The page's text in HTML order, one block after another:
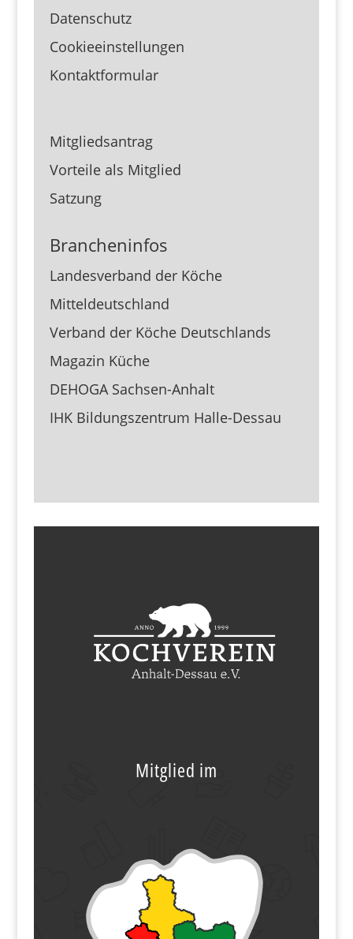
Datenschutz
Cookieeinstellungen
Kontaktformular
Mitgliedsantrag
Vorteile als Mitglied
Satzung
Brancheninfos
Landesverband der Köche
Mitteldeutschland
Verband der Köche Deutschlands
Magazin Küche
DEHOGA Sachsen-Anhalt
IHK Bildungszentrum Halle-Dessau
Mitglied im